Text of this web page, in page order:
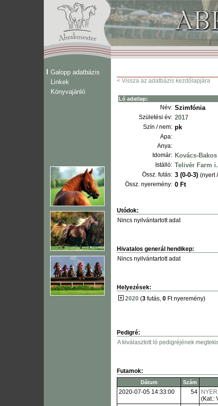
Galopp adatbázis
Linkek
Könyvajánló
< Vissza az adatbázis kezdőlapjára
Ló adatlap:
Név: Szimfónia
Születési év: 2017
Szín / nem: pk
Apa:
Anya:
Idomár: Kovács-
Istálló: Telivér Farm i.
Össz. futás: 3 (0-0-3) (nyert
Össz. nyeremény: 0 Ft
Utódok:
Nincs nyilvántartott adat
Hivatalos generál hendikep:
Nincs nyilvántartott adat
Helyezések:
2020 (3 futás, 0 Ft nyeremény)
Pedigré:
A kiválasztott ló pedigréjének
Futamok:
Dátum Szám
2020-07-05 14:33:00 54
(Kat.: